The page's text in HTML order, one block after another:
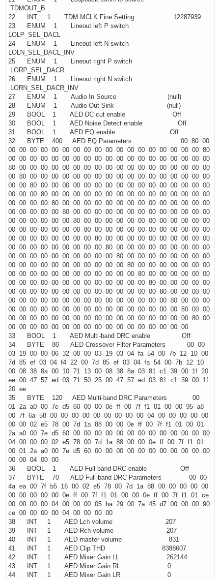
TDMOUT_B
22 INT 1 TDM MCLK Fine Setting 12287939
23 ENUM 1 Lineout left P switch
LOLP_SEL_DACL
24 ENUM 1 Lineout left N switch
LOLN_SEL_DACL_INV
25 ENUM 1 Lineout right P switch
LORP_SEL_DACR
26 ENUM 1 Lineout right N switch
LORN_SEL_DACR_INV
27 ENUM 1 Audio In Source (null)
28 ENUM 1 Audio Out Sink (null)
29 BOOL 1 AED DC cut enable Off
30 BOOL 1 AED Noise Detect enable Off
31 BOOL 1 AED EQ enable Off
32 BYTE 400 AED EQ Parameters 00 80 00
00 00 00 00 00 00 00 00 00 00 00 00 00 00 00 00 00 00 80
00 00 00 00 00 00 00 00 00 00 00 00 00 00 00 00 00 00 00
80 00 00 00 00 00 00 00 00 00 00 00 00 00 00 00 00 00 00
00 80 00 00 00 00 00 00 00 00 00 00 00 00 00 00 00 00 00
00 00 80 00 00 00 00 00 00 00 00 00 00 00 00 00 00 00 00
00 00 00 80 00 00 00 00 00 00 00 00 00 00 00 00 00 00 00
00 00 00 00 80 00 00 00 00 00 00 00 00 00 00 00 00 00 00
00 00 00 00 00 80 00 00 00 00 00 00 00 00 00 00 00 00 00
00 00 00 00 00 00 80 00 00 00 00 00 00 00 00 00 00 00 00
00 00 00 00 00 00 00 80 00 00 00 00 00 00 00 00 00 00 00
00 00 00 00 00 00 00 00 80 00 00 00 00 00 00 00 00 00 00
00 00 00 00 00 00 00 00 00 80 00 00 00 00 00 00 00 00 00
00 00 00 00 00 00 00 00 00 00 80 00 00 00 00 00 00 00 00
00 00 00 00 00 00 00 00 00 00 00 80 00 00 00 00 00 00 00
00 00 00 00 00 00 00 00 00 00 00 00 80 00 00 00 00 00 00
00 00 00 00 00 00 00 00 00 00 00 00 00 80 00 00 00 00 00
00 00 00 00 00 00 00 00 00 00 00 00 00 00 80 00 00 00 00
00 00 00 00 00 00 00 00 00 00 00 00 00 00 00 80 00 00 00
00 00 00 00 00 00 00 00 00 00 00 00 00 00 00 00 80 00 00
00 00 00 00 00 00 00 00 00 00 00 00 00 00 00 00 00 80 00
00 00 00 00 00 00 00 00 00 00 00 00 00 00 00 00 00
33 BOOL 1 AED Multi-band DRC enable Off
34 BYTE 80 AED Crossover Filter Parameters 00 00
03 19 00 00 06 32 00 00 03 19 03 04 fa 54 00 7b 12 10 00
7d 85 ef 03 04 f4 22 00 7d 85 ef 03 04 fa 54 00 7b 12 10
00 08 38 8a 00 10 71 13 00 08 38 8a 03 81 c1 39 00 1f 20
ee 00 47 57 ed 03 71 50 25 00 47 57 ed 03 81 c1 39 00 1f
20 ee
35 BYTE 120 AED Multi-band DRC Parameters 00
01 2a a0 00 7e d5 60 00 00 0e ff 00 7f f1 01 00 00 95 a8
00 7f 6a 58 00 00 00 00 00 00 00 00 00 04 00 00 00 00 00
00 00 02 e5 78 00 7d 1a 88 00 00 0e ff 00 7f f1 01 00 01
2a a0 00 7e d5 60 00 00 00 00 00 00 00 00 00 00 00 00 00
04 00 00 00 02 e5 78 00 7d 1a 88 00 00 0e ff 00 7f f1 01
00 01 2a a0 00 7e d5 60 00 00 00 00 00 00 00 00 00 00 00
00 00 04 00 00
36 BOOL 1 AED Full-band DRC enable Off
37 BYTE 70 AED Full-band DRC Parameters 00 00
4a ea 00 7f b5 16 00 02 e5 78 00 7d 1a 88 00 00 00 00 00
00 00 00 00 00 0e ff 00 7f f1 01 00 00 0e ff 00 7f f1 01 ce
00 00 00 00 04 00 00 00 05 ba 29 00 7a 45 d7 00 00 00 90
ce 00 00 00 00 04 00 00 00 00
38 INT 1 AED Lch volume 207
39 INT 1 AED Rch volume 207
40 INT 1 AED master volume 831
41 INT 1 AED Clip THD 8388607
42 INT 1 AED Mixer Gain LL 262144
43 INT 1 AED Mixer Gain RL 0
44 INT 1 AED Mixer Gain LR 0